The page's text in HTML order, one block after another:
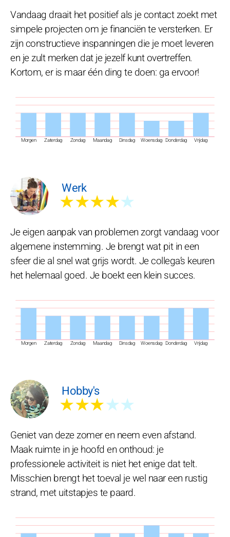
Morgen Zaterdag Zondag Maandag Dinsdag Woensdag Donderdag Vrijdag
Vandaag draait het positief als je contact zoekt met
simpele projecten om je financiën te versterken. Er
zijn constructieve inspanningen die je moet leveren
en je zult merken dat je jezelf kunt overtreffen.
Kortom, er is maar één ding te doen: ga ervoor!
Werk
★★★★★
Morgen Zaterdag Zondag Maandag Dinsdag Woensdag Donderdag Vrijdag
Je eigen aanpak van problemen zorgt vandaag voor
algemene instemming. Je brengt wat pit in een
sfeer die al snel wat grijs wordt. Je collega’s keuren
het helemaal goed. Je boekt een klein succes.
Hobby's
★★★★★
Geniet van deze zomer en neem even afstand.
Maak ruimte in je hoofd en onthoud: je
professionele activiteit is niet het enige dat telt.
Misschien brengt het toeval je wel naar een rustig
strand, met uitstapjes te paard.